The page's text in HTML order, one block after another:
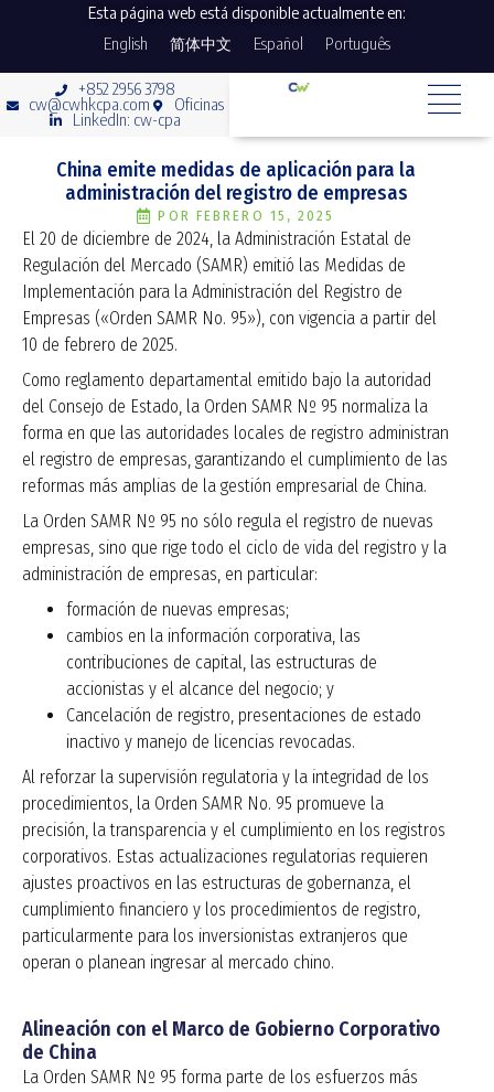
Esta página web está disponible actualmente en:
English
简体中文 Español Português
+852 2956 3798
cw@cwhkcpa.com
Oficinas
LinkedIn: cw-cpa
China emite medidas de aplicación para la
administración del registro de empresas
POR FEBRERO 15, 2025
El 20 de diciembre de 2024, la Administración Estatal de
Regulación del Mercado (SAMR) emitió las Medidas de
Implementación para la Administración del Registro de
Empresas («Orden SAMR No. 95»), con vigencia a partir del
10 de febrero de 2025.
Como reglamento departamental emitido bajo la autoridad
del Consejo de Estado, la Orden SAMR Nº 95 normaliza la
forma en que las autoridades locales de registro administran
el registro de empresas, garantizando el cumplimiento de las
reformas más amplias de la gestión empresarial de China.
La Orden SAMR Nº 95 no sólo regula el registro de nuevas
empresas, sino que rige todo el ciclo de vida del registro y la
administración de empresas, en particular:
formación de nuevas empresas;
cambios en la información corporativa, las
contribuciones de capital, las estructuras de
accionistas y el alcance del negocio; y
Cancelación de registro, presentaciones de estado
inactivo y manejo de licencias revocadas.
Al reforzar la supervisión regulatoria y la integridad de los
procedimientos, la Orden SAMR No. 95 promueve la
precisión, la transparencia y el cumplimiento en los registros
corporativos. Estas actualizaciones regulatorias requieren
ajustes proactivos en las estructuras de gobernanza, el
cumplimiento financiero y los procedimientos de registro,
particularmente para los inversionistas extranjeros que
operan o planean ingresar al mercado chino.
Alineación con el Marco de Gobierno Corporativo
de China
La Orden SAMR Nº 95 forma parte de los esfuerzos más